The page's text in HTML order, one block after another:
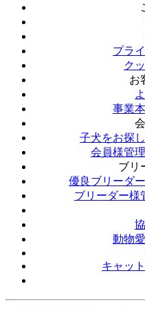
プラ
ク
お
事業
子犬をお探
会員様管
ブリ
優良ブリーダ
ブリーダー様
動物
キャッ